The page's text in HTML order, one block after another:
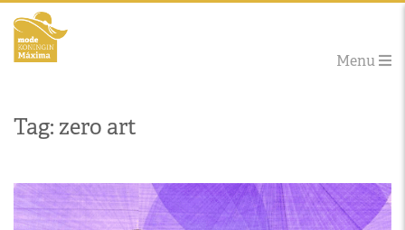
Menu
Tag: zero art